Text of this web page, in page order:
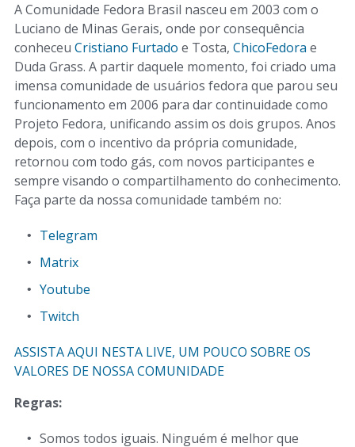
A Comunidade Fedora Brasil nasceu em 2003 com o
Luciano de Minas Gerais, onde por consequência
conheceu Cristiano Furtado e Tosta, ChicoFedora e
Duda Grass. A partir daquele momento, foi criado uma
imensa comunidade de usuários fedora que parou seu
funcionamento em 2006 para dar continuidade como
Projeto Fedora, unificando assim os dois grupos. Anos
depois, com o incentivo da própria comunidade,
retornou com todo gás, com novos participantes e
sempre visando o compartilhamento do conhecimento.
Faça parte da nossa comunidade também no:
Telegram
Matrix
Youtube
Twitch
ASSISTA AQUI NESTA LIVE, UM POUCO SOBRE OS
VALORES DE NOSSA COMUNIDADE
Regras:
Somos todos iguais. Ninguém é melhor que